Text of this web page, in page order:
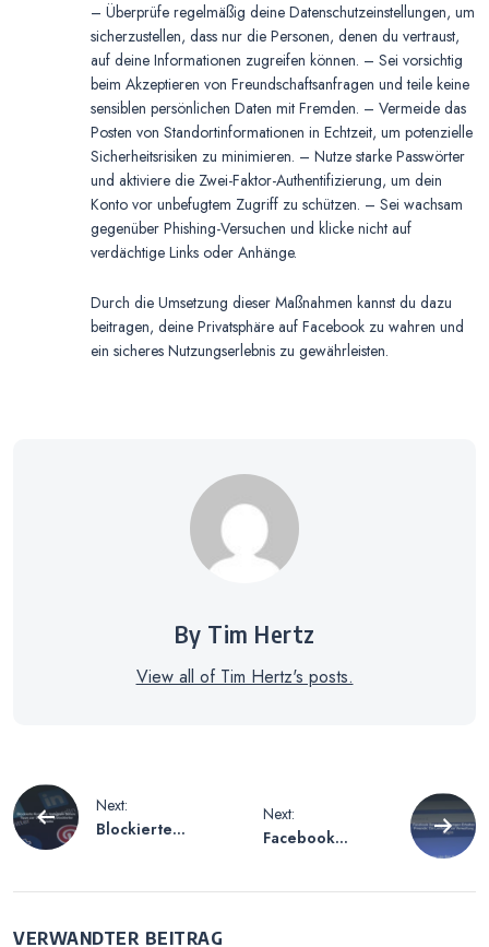
– Überprüfe regelmäßig deine Datenschutzeinstellungen, um
sicherzustellen, dass nur die Personen, denen du vertraust,
auf deine Informationen zugreifen können. – Sei vorsichtig
beim Akzeptieren von Freundschaftsanfragen und teile keine
sensiblen persönlichen Daten mit Fremden. – Vermeide das
Posten von Standortinformationen in Echtzeit, um potenzielle
Sicherheitsrisiken zu minimieren. – Nutze starke Passwörter
und aktiviere die Zwei-Faktor-Authentifizierung, um dein
Konto vor unbefugtem Zugriff zu schützen. – Sei wachsam
gegenüber Phishing-Versuchen und klicke nicht auf
verdächtige Links oder Anhänge.
Durch die Umsetzung dieser Maßnahmen kannst du dazu
beitragen, deine Privatsphäre auf Facebook zu wahren und
ein sicheres Nutzungserlebnis zu gewährleisten.
By Tim Hertz
View all of Tim Hertz's posts.
Beitragsnavigation
Next:
Blockierte
Next:
Facebook
VERWANDTER BEITRAG